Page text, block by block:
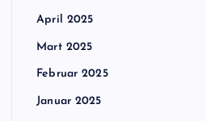
April 2025
Mart 2025
Februar 2025
Januar 2025